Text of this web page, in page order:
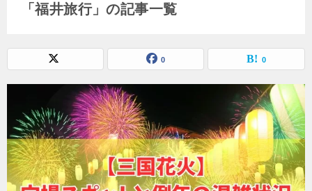
「福井旅行」の記事一覧
0 0